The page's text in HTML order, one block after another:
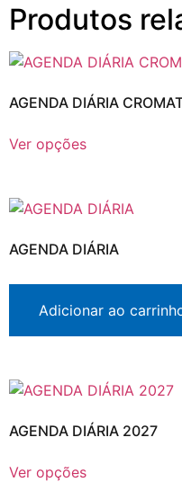
Produtos
AGENDA DIÁRIA
Ver opções
AGENDA DIÁRIA
Adicionar ao
AGENDA DIÁRIA 2027
Ver opções